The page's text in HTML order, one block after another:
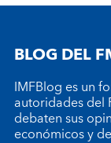
BLOG DEL
IMFBlog es un
autoridades del
debaten sus
económicos y